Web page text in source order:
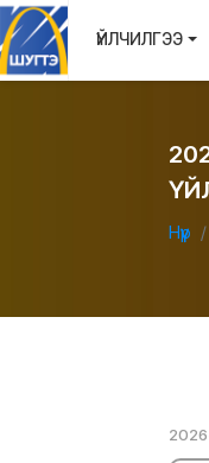
ҮЙЛЧИЛГЭЭ
Нүүр